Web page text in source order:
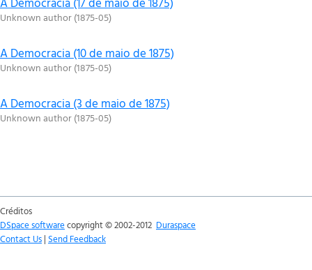
Unknown author(1875-05)
A Democracia (10 de maio de 1875)
Unknown author(1875-05)
A Democracia (3 de maio de 1875)
Unknown author(1875-05)
Créditos
DSpace softwarecopyright © 2002-2012 Duraspace
Contact Us | Send Feedback